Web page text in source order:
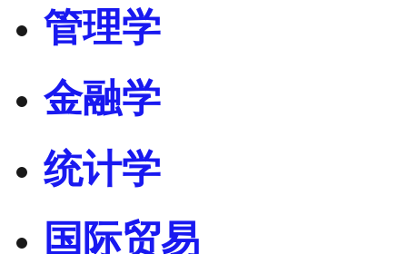
管理学
金融学
统计学
国际贸易